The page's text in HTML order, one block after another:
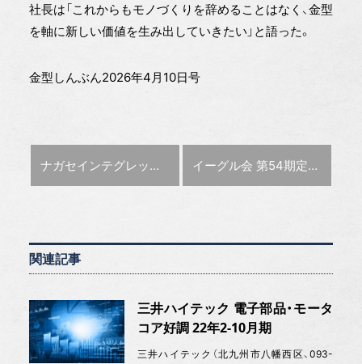
社長は「これからもモノづくりを辞めることはなく、金型
を軸に新しい価値を生み出していきたい」と語った。
金型しんぶん2026年4月10日号
前の記事 :
ナガセインテグレックス 新藤良太新社長インタビュー 次の記事 :
イーグル会 第54期定時総会を開催
関連記事
三井ハイテック 電子部品・モータ
コア好調 22年2-10月期
三井ハイテック（北九州市八幡西区、093-